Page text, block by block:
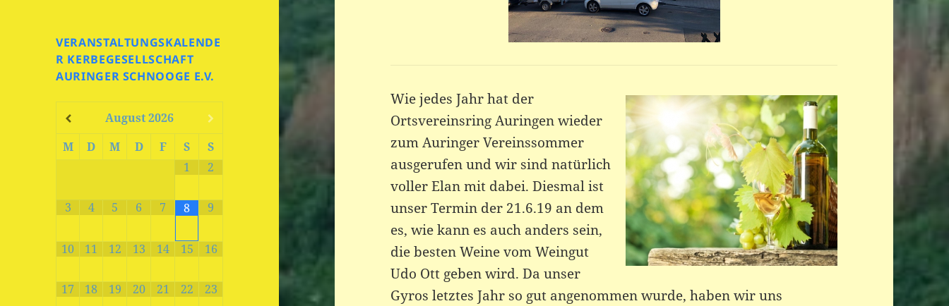
VERANSTALTUNGSKALENDE
R KERBEGESELLSCHAFT
AURINGER SCHNOOGE E.V.
August2026
M
D M D F S
S
1
2
3 4 5 6 7 8 9
10 11 12 13 14 15 16
17 18 19 20 21 22 23
Wie jedes Jahr hat der
Ortsvereinsring Auringen wieder
zum Auringer Vereinssommer
ausgerufen und wir sind natürlich
voller Elan mit dabei. Diesmal ist
unser Termin der 21.6.19 an dem
es, wie kann es auch anders sein,
die besten Weine vom Weingut
Udo Ott geben wird. Da unser
Gyros letztes Jahr so gut angenommen wurde, haben wir uns